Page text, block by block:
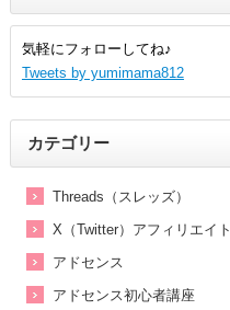
気軽にフォローしてね♪
Tweets by yumimama812
カテゴリー
Threads（スレッズ）
X（Twitter）アフィリエイト
アドセンス
アドセンス初心者講座